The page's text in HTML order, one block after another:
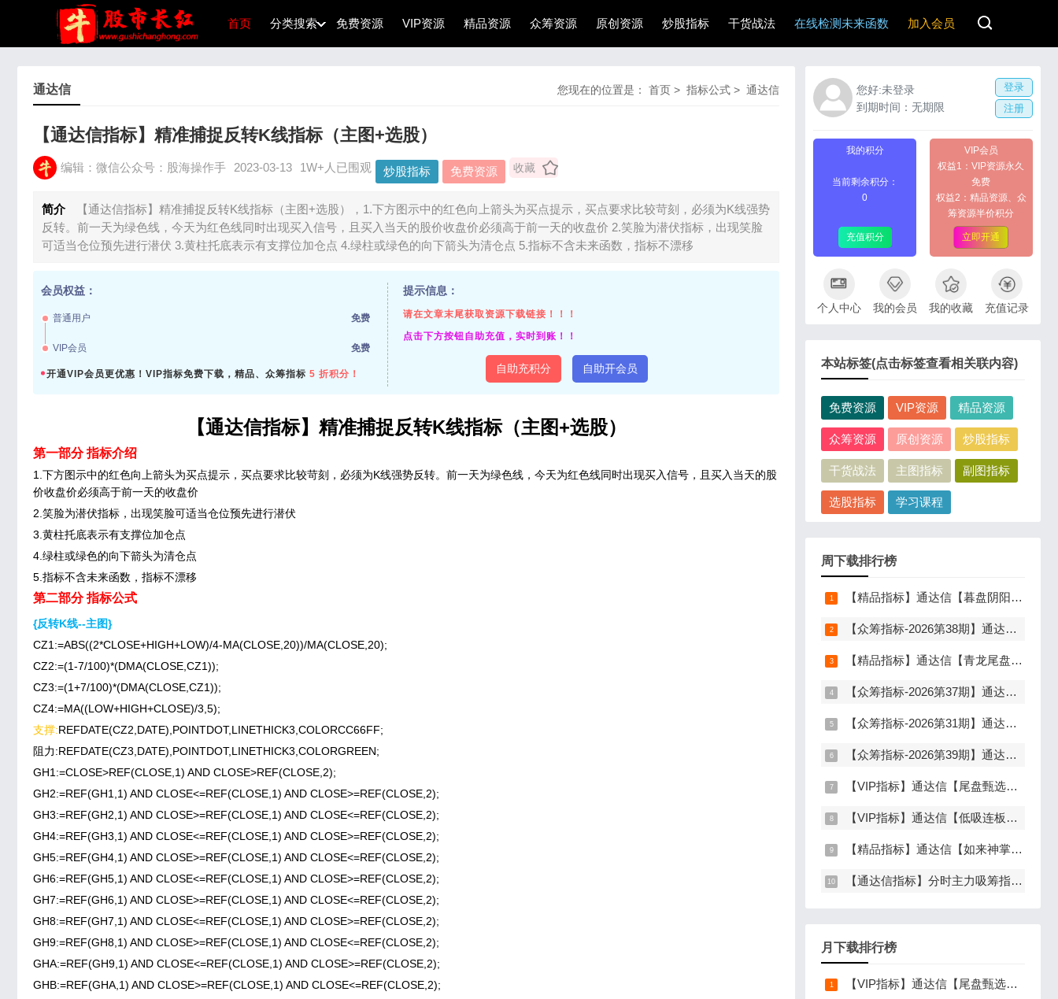
首页 分类搜索 免费资源 VIP资源 精品资源 众筹资源 原创资源 炒股指标 干货战法 在线检测未来函数 加入会员
您好:未登录
到期时间：无期限
登录
注册
我的积分
当前剩余积分：
0
充值积分
VIP会员
权益1：VIP资源永久
免费
权益2：精品资源、众
筹资源半价积分
立即开通
个人中心 我的会员 我的收藏 充值记录
您现在的位置是： 首页 > 指标公式 > 通达信
通达信
【通达信指标】精准捕捉反转K线指标（主图+选股）
编辑：微信公众号：股海操作手 2023-03-13 1W+人已围观 炒股指标 免费资源 收藏
简介
【通达信指标】精准捕捉反转K线指标（主图+选股），1.下方图示中的红色向上箭头为买点提示，买点要求比较苛刻，必须为K线强势
反转。前一天为绿色线，今天为红色线同时出现买入信号，且买入当天的股价收盘价必须高于前一天的收盘价 2.笑脸为潜伏指标，出现笑脸
可适当仓位预先进行潜伏 3.黄柱托底表示有支撑位加仓点 4.绿柱或绿色的向下箭头为清仓点 5.指标不含未来函数，指标不漂移
会员权益：
普通用户 免费
VIP会员 免费
开通VIP会员更优惠！VIP指标免费下载，精品、众筹指标 5 折积分！
提示信息：
请在文章末尾获取资源下载链接！！！
点击下方按钮自助充值，实时到账！！
自助充积分 自助开会员
【通达信指标】精准捕捉反转K线指标（主图+选股）
第一部分 指标介绍
1.下方图示中的红色向上箭头为买点提示，买点要求比较苛刻，必须为K线强势反转。前一天为绿色线，今天为红色线同时出现买入信号，且买入当天的股
价收盘价必须高于前一天的收盘价
2.笑脸为潜伏指标，出现笑脸可适当仓位预先进行潜伏
3.黄柱托底表示有支撑位加仓点
4.绿柱或绿色的向下箭头为清仓点
5.指标不含未来函数，指标不漂移
第二部分 指标公式
{反转K线--主图}
CZ1:=ABS((2*CLOSE+HIGH+LOW)/4-MA(CLOSE,20))/MA(CLOSE,20);
CZ2:=(1-7/100)*(DMA(CLOSE,CZ1));
CZ3:=(1+7/100)*(DMA(CLOSE,CZ1));
CZ4:=MA((LOW+HIGH+CLOSE)/3,5);
支撑:REFDATE(CZ2,DATE),POINTDOT,LINETHICK3,COLORCC66FF;
阻力:REFDATE(CZ3,DATE),POINTDOT,LINETHICK3,COLORGREEN;
GH1:=CLOSE>REF(CLOSE,1) AND CLOSE>REF(CLOSE,2);
GH2:=REF(GH1,1) AND CLOSE<=REF(CLOSE,1) AND CLOSE>=REF(CLOSE,2);
GH3:=REF(GH2,1) AND CLOSE>=REF(CLOSE,1) AND CLOSE<=REF(CLOSE,2);
GH4:=REF(GH3,1) AND CLOSE<=REF(CLOSE,1) AND CLOSE>=REF(CLOSE,2);
GH5:=REF(GH4,1) AND CLOSE>=REF(CLOSE,1) AND CLOSE<=REF(CLOSE,2);
GH6:=REF(GH5,1) AND CLOSE<=REF(CLOSE,1) AND CLOSE>=REF(CLOSE,2);
GH7:=REF(GH6,1) AND CLOSE>=REF(CLOSE,1) AND CLOSE<=REF(CLOSE,2);
GH8:=REF(GH7,1) AND CLOSE<=REF(CLOSE,1) AND CLOSE>=REF(CLOSE,2);
GH9:=REF(GH8,1) AND CLOSE>=REF(CLOSE,1) AND CLOSE<=REF(CLOSE,2);
GHA:=REF(GH9,1) AND CLOSE<=REF(CLOSE,1) AND CLOSE>=REF(CLOSE,2);
GHB:=REF(GHA,1) AND CLOSE>=REF(CLOSE,1) AND CLOSE<=REF(CLOSE,2);
本站标签(点击标签查看相关联内容)
免费资源 VIP资源 精品资源
众筹资源 原创资源 炒股指标
干货战法 主图指标 副图指标
选股指标 学习课程
周下载排行榜
【精品指标】通达信【暮盘阴阳序】指标，副图排序，尾盘选股，电脑版量化辅助工具，尾盘排序，信号全天不变，仅限电脑通达信使用
【众筹指标-2026第38期】通达信【分歧转多】指标，主图、副图、选股，首板分歧低吸二波行情，信号少，胜率高，手机电脑通达信通用
【精品指标】通达信【青龙尾盘】指标，副图排序，分时主图，排序潜伏，次日套利，信号可回看，超短策略，仅限电脑通达信使用
【众筹指标-2026第37期】通达信【谛听竞价】指标，副图排序、选股，原价5980元的早盘竞价指标，可回测历史数据，信号全天不变，开放源码可永久使用，手机电脑通达信通用
【众筹指标-2026第31期】通达信【行业板块联动】指标，主图、选股，精准捕捉板块行情，分清龙头补涨规避回落，无未来函数，仅支持电脑通达信
【众筹指标-2026第39期】通达信【山河星池】指标，主图、副图、选股，中短线趋势拐点与量能异动突破，信号少而精，手机电脑通达信通用
【VIP指标】通达信【尾盘甄选排序】指标，副图排序，短线打造的尾盘战法，今买明卖超短战法，信号可回测，仅限电脑通达信使用
【VIP指标】通达信【低吸连板前】指标，主图、副图、选股，埋伏连板前的节点，信号不漂移，手机电脑通达信通用
【精品指标】通达信【如来神掌】指标，副图、选股，有筹码进场，堪称金钻，仅限电脑通达信使用
【通达信指标】分时主力吸筹指标公式，分时量中显主力（分时副图）
月下载排行榜
【VIP指标】通达信【尾盘甄选排序】指标，副图排序，短线打造的尾盘战法，今买明卖超短战法，信号可回测，仅限电脑通达信使用